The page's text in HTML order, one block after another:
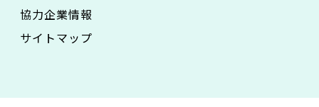
協力企業情報
サイトマップ